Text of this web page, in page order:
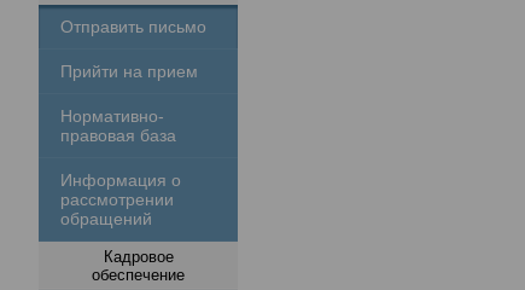
Отправить письмо
Прийти на прием
Нормативно-
правовая база
Информация о
рассмотрении
обращений
Кадровое
обеспечение